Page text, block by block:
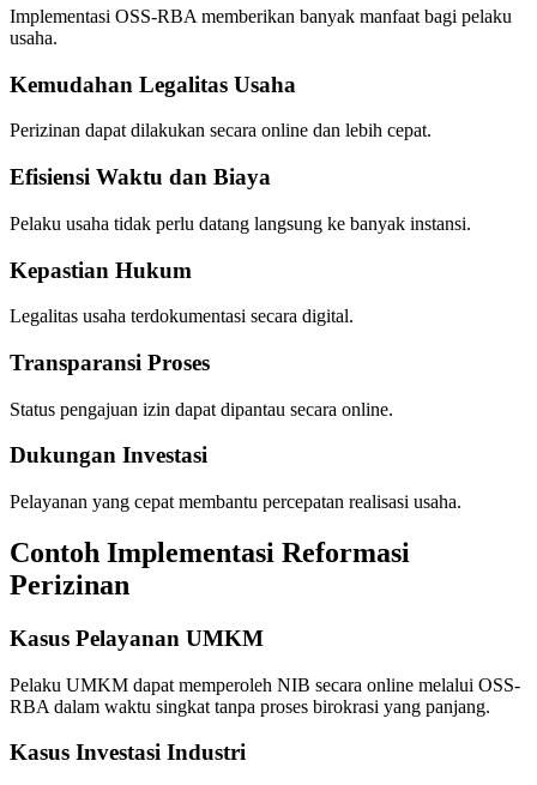
Implementasi OSS-RBA memberikan banyak manfaat bagi pelaku
usaha.
Kemudahan Legalitas Usaha
Perizinan dapat dilakukan secara online dan lebih cepat.
Efisiensi Waktu dan Biaya
Pelaku usaha tidak perlu datang langsung ke banyak instansi.
Kepastian Hukum
Legalitas usaha terdokumentasi secara digital.
Transparansi Proses
Status pengajuan izin dapat dipantau secara online.
Dukungan Investasi
Pelayanan yang cepat membantu percepatan realisasi usaha.
Contoh Implementasi Reformasi
Perizinan
Kasus Pelayanan UMKM
Pelaku UMKM dapat memperoleh NIB secara online melalui OSS-
RBA dalam waktu singkat tanpa proses birokrasi yang panjang.
Kasus Investasi Industri